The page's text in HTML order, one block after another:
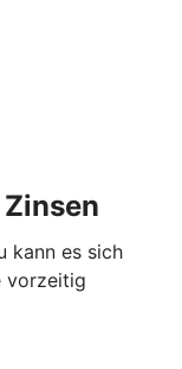
kann es sich
vorzeitig